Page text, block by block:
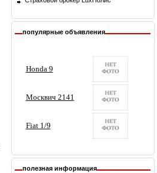
популярные объявления
полезная информация